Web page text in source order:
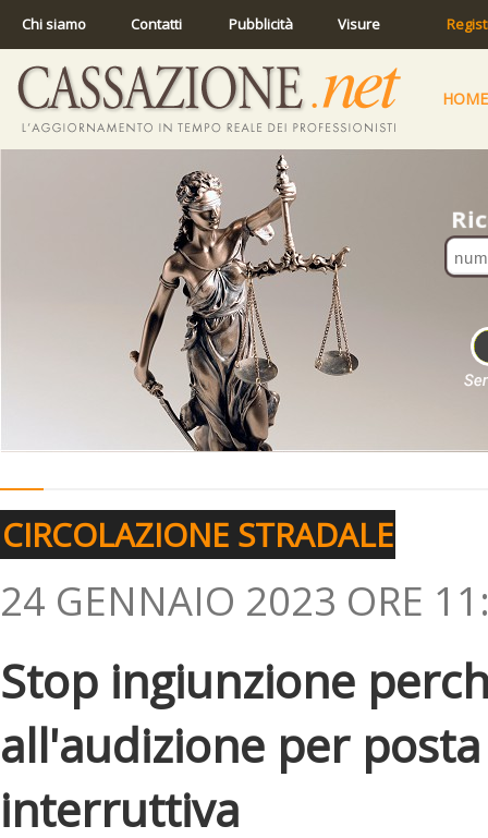
Chi siamo Contatti Pubblicità Visure
HOME
CIRCOLAZIONE STRADALE
24 GENNAIO 2023 ORE
Stop ingiunzione
all'audizione per
interruttiva